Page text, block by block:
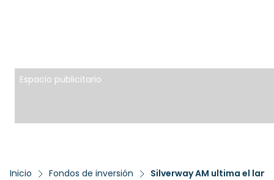
Espacio publicitario
Inicio Fondos de inversión